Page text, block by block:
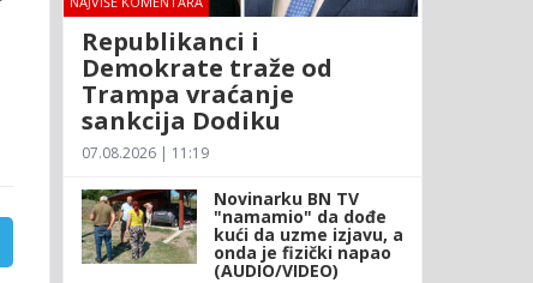
Republikanci i
Demokrate traže od
Trampa vraćanje
sankcija Dodiku
07.08.2026 | 11:19
Novinarku BN TV
"namamio" da dođe
kući da uzme izjavu, a
onda je fizički napao
(AUDIO/VIDEO)